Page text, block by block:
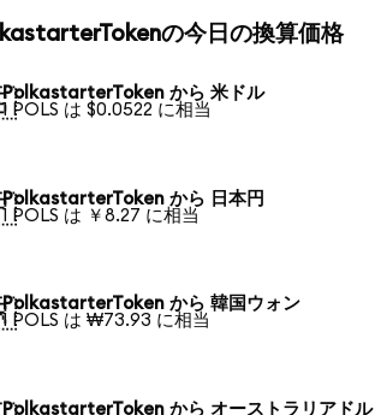
の今日の換算価格
PolkastarterToken から 米ドル
1 POLS は $0.0522 に相当
PolkastarterToken から 日本円
1 POLS は ￥8.27 に相当
PolkastarterToken から 韓国ウォン
1 POLS は ₩73.93 に相当
PolkastarterToken から オーストラリアドル